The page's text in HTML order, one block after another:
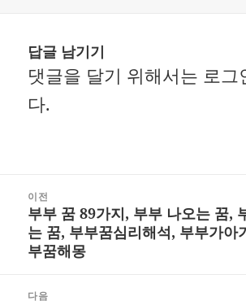
답글 남기기
댓글을 달기 위해서는 로그
다.
이전
이
전
부부 꿈 89가지, 부부 나오는 꿈,
는 꿈, 부부꿈심리해석, 부부가아
부꿈해몽
다음